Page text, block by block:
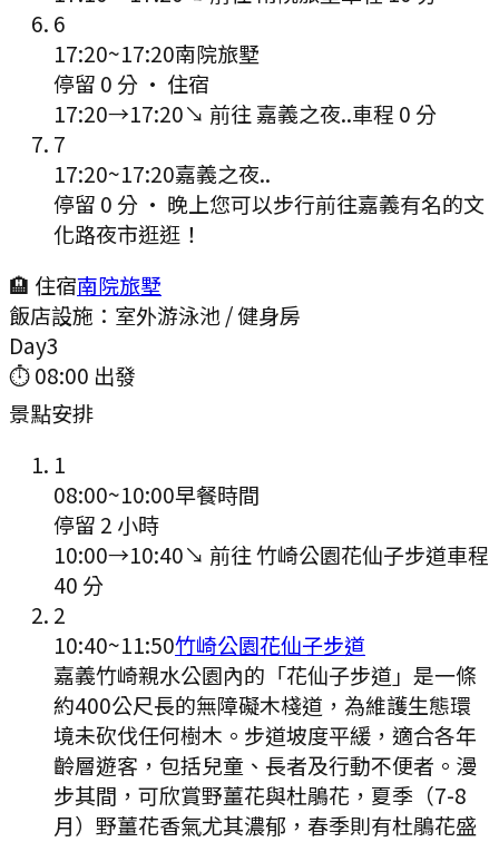
6
17:20~17:20南院旅墅
停留 0 分 · 住宿
17:20→17:20↘ 前往 嘉義之夜..車程 0 分
7
17:20~17:20嘉義之夜..
停留 0 分 · 晚上您可以步行前往嘉義有名的文
化路夜市逛逛！
🏨 住宿南院旅墅
飯店設施： 室外游泳池 / 健身房
Day3
⏱08:00 出發
景點安排
1
08:00~10:00早餐時間
停留 2 小時
10:00→10:40↘ 前往竹崎公園花仙子步道車程
40 分
2
10:40~11:50竹崎公園花仙子步道
嘉義竹崎親水公園內的「花仙子步道」是一條
約400公尺長的無障礙木棧道，為維護生態環
境未砍伐任何樹木。步道坡度平緩，適合各年
齡層遊客，包括兒童、長者及行動不便者。漫
步其間，可欣賞野薑花與杜鵑花，夏季（7-8
月）野薑花香氣尤其濃郁，春季則有杜鵑花盛